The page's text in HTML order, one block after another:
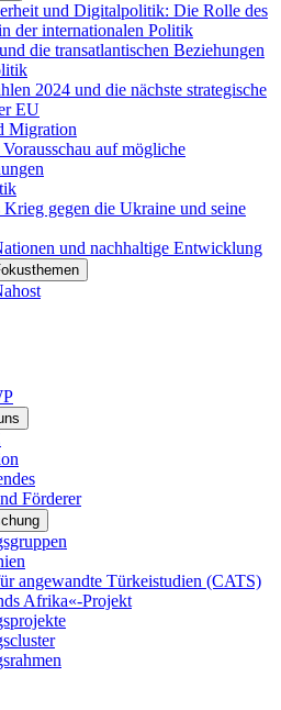
und Digitalpolitik: Die Rolle des
der internationalen Politik
die transatlantischen Beziehungen
2024 und die nächste strategische
EU
Migration
auf mögliche
Krieg gegen die Ukraine und seine
und nachhaltige Entwicklung
Förderer
angewandte Türkeistudien (CATS)
Afrika«-Projekt